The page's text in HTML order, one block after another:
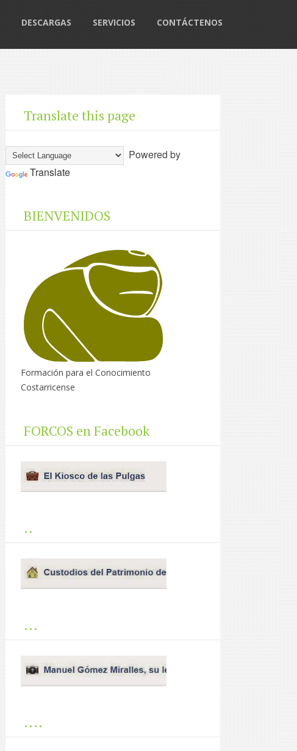
DESCARGAS SERVICIOS CONTÁCTENOS
Translate this page
Powered by
Translate
BIENVENIDOS
Formación para el Conocimiento
Costarricense
FORCOS en Facebook
..
...
....